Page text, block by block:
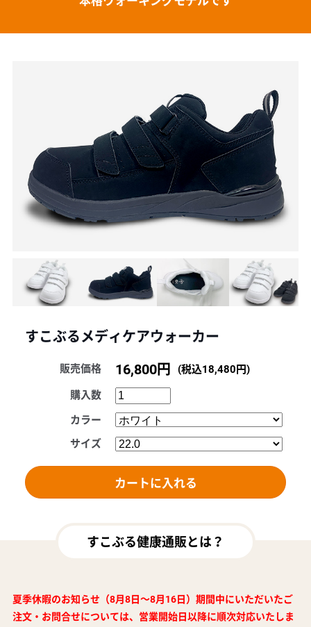
すこぶるメディケアウォーカー
販売価格 16,800円 (税込18,480円)
購入数
カラー
サイズ
すこぶる健康通販とは？
夏季休暇のお知らせ（8月8日～8月16日）期間中にいただいたご
注文・お問合せについては、営業開始日以降に順次対応いたしま